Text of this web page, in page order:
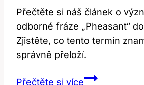
Přečtěte si náš článek o
odborné fráze „Pheasant“
Zjistěte, co tento termín
správně přeloží.
Přečtěte si vícePheasant: